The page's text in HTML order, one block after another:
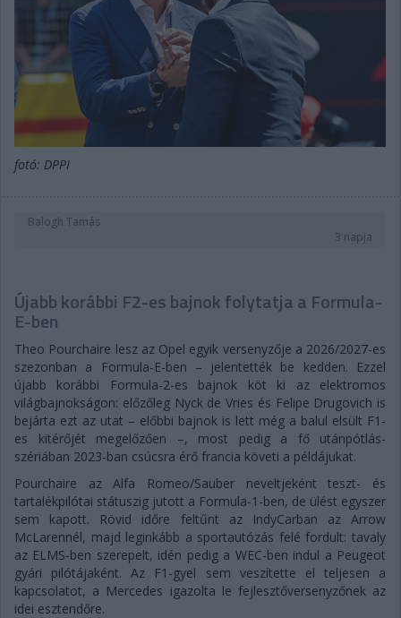
fotó: DPPI
Balogh Tamás
3 napja
Újabb korábbi F2-es bajnok folytatja a Formula-
E-ben
Theo Pourchaire lesz az Opel egyik versenyzője a 2026/2027-es
szezonban a Formula-E-ben – jelentették be kedden. Ezzel
újabb korábbi Formula-2-es bajnok köt ki az elektromos
világbajnokságon: előzőleg Nyck de Vries és Felipe Drugovich is
bejárta ezt az utat – előbbi bajnok is lett még a balul elsült F1-
es kitérőjét megelőzően –, most pedig a fő utánpótlás-
szériában 2023-ban csúcsra érő francia követi a példájukat.
Pourchaire az Alfa Romeo/Sauber neveltjeként teszt- és
tartalékpilótai státuszig jutott a Formula-1-ben, de ülést egyszer
sem kapott. Rövid időre feltűnt az IndyCarban az Arrow
McLarennél, majd leginkább a sportautózás felé fordult: tavaly
az ELMS-ben szerepelt, idén pedig a WEC-ben indul a Peugeot
gyári pilótájaként. Az F1-gyel sem veszítette el teljesen a
kapcsolatot, a Mercedes igazolta le fejlesztőversenyzőnek az
idei esztendőre.